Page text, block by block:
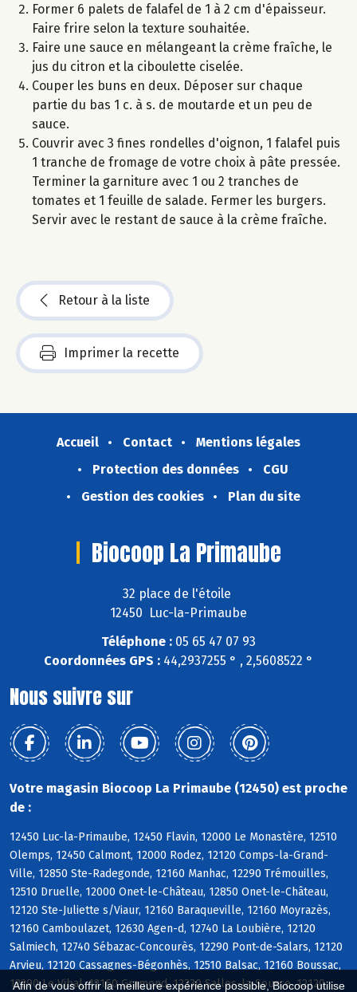
Afin de vous offrir la meilleure expérience possible, Biocoop utilise
Former 6 palets de falafel de 1 à 2 cm d'épaisseur.
Faire frire selon la texture souhaitée.
Faire une sauce en mélangeant la crème fraîche, le
jus du citron et la ciboulette ciselée.
Couper les buns en deux. Déposer sur chaque
partie du bas 1 c. à s. de moutarde et un peu de
sauce.
Couvrir avec 3 fines rondelles d'oignon, 1 falafel puis
1 tranche de fromage de votre choix à pâte pressée.
Terminer la garniture avec 1 ou 2 tranches de
tomates et 1 feuille de salade. Fermer les burgers.
Servir avec le restant de sauce à la crème fraîche.
Retour à la liste
Imprimer la recette
Accueil Contact
Mentions légales
Protection des données
CGU
Gestion des cookies
Plan du site
Biocoop La Primaube
32 place de l'étoile
12450 Luc-la-Primaube
Téléphone : 05 65 47 07 93
Coordonnées GPS : 44,2937255 ° , 2,5608522 °
Nous suivre sur
Votre magasin Biocoop La Primaube (12450) est proche
de :
12450 Luc-la-Primaube, 12450 Flavin, 12000 Le Monastère, 12510
Olemps, 12450 Calmont, 12000 Rodez, 12120 Comps-la-Grand-
Ville, 12850 Ste-Radegonde, 12160 Manhac, 12290 Trémouilles,
12510 Druelle, 12000 Onet-le-Château, 12850 Onet-le-Château,
12120 Ste-Juliette s/Viaur, 12160 Baraqueville, 12160 Moyrazès,
12160 Camboulazet, 12630 Agen-d, 12740 La Loubière, 12120
Salmiech, 12740 Sébazac-Concourès, 12290 Pont-de-Salars, 12120
Arvieu, 12120 Cassagnes-Bégonhès, 12510 Balsac, 12160 Boussac,
12290 Le Vibal, 12160 Gramond, 12330 Salles-la-Source, 12120